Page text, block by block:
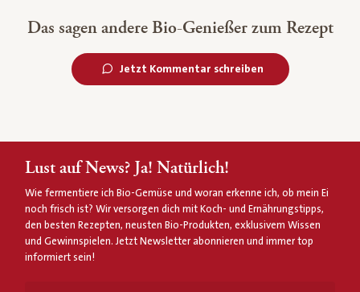
Das sagen andere Bio-Genießer zum Rezept
Jetzt Kommentar schreiben
Lust auf News? Ja! Natürlich!
Wie fermentiere ich Bio-Gemüse und woran erkenne ich, ob mein Ei
noch frisch ist? Wir versorgen dich mit Koch- und Ernährungstipps,
den besten Rezepten, neusten Bio-Produkten, exklusivem Wissen
und Gewinnspielen. Jetzt Newsletter abonnieren und immer top
informiert sein!